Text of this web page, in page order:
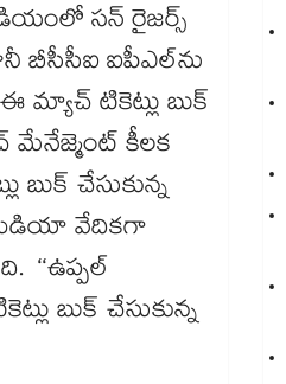
సన్ రైజర్స్
బీసీసీఐ ఐపీఎల్‎ను
టికెట్లు బుక్
కీలక
చేసుకున్న
మీడియా వేదికగా
బుక్ చేసుకున్న